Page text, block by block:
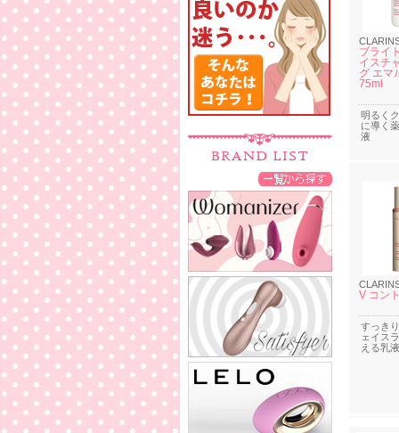
ブライ
イスチ
グ エマ
75ml
明るく
に導く
液
V コン
すっき
ェイス
える乳